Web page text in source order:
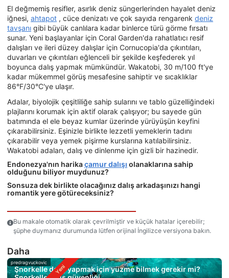
El değmemiş resifler, asırlık deniz süngerlerinden hayalet deniz
iğnesi, ahtapot , cüce denizatı ve çok sayıda rengarenk deniz
tavşanı gibi büyük canlılara kadar binlerce türü görme fırsatı
sunar. Yeni başlayanlar için Coral Garden'da rahatlatıcı resif
dalışları ve ileri düzey dalışlar için Cornucopia'da çıkıntıları,
duvarları ve çıkıntıları eğlenceli bir şekilde keşfederek yıl
boyunca dalış yapmak mümkündür. Wakatobi, 30 m/100 ft'ye
kadar mükemmel görüş mesafesine sahiptir ve sıcaklıklar
86°F/30°C'ye ulaşır.
Adalar, biyolojik çeşitliliğe sahip sularını ve tablo güzelliğindeki
plajlarını korumak için aktif olarak çalışıyor; bu sayede gün
batımında el ele beyaz kumlar üzerinde yürüyüşün keyfini
çıkarabilirsiniz. Eşinizle birlikte lezzetli yemeklerin tadını
çıkarabilir veya yemek pişirme kurslarına katılabilirsiniz.
Wakatobi adaları, dalış ve dinlenme için gizli bir hazinedir.
Endonezya'nın harikaçamur dalışı olanaklarına sahip
olduğunu biliyor muydunuz?
Sonsuza dek birlikte olacağınız dalış arkadaşınızı hangi
romantik yere götüreceksiniz?
Bu makale otomatik olarak çevrilmiştir ve küçük hatalar içerebilir;
şüphe duymanız durumunda lütfen orijinal İngilizce versiyona bakın.
Daha
predragvuckovic
Şnorkelle dalış yapmak için yüzme bilmek gerekir mi?